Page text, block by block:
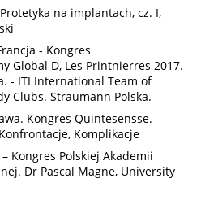
na implantach, cz. I,
- Kongres
Global D, Les Printnierres 2017.
- ITI International Team of
Clubs. Straumann Polska.
Kongres Quintesensse.
Komplikacje
Kongres Polskiej Akademii
Dr Pascal Magne, University